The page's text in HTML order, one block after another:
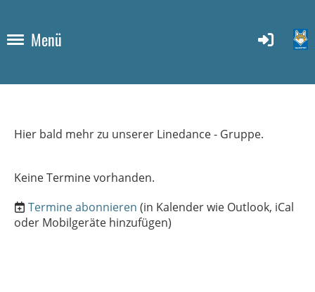
Menü
Hier bald mehr zu unserer Linedance - Gruppe.
Keine Termine vorhanden.
Termine abonnieren (in Kalender wie Outlook, iCal
oder Mobilgeräte hinzufügen)